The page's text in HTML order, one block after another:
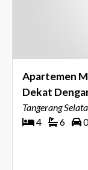
Apartemen
Dekat
Tangerang
4
6 0